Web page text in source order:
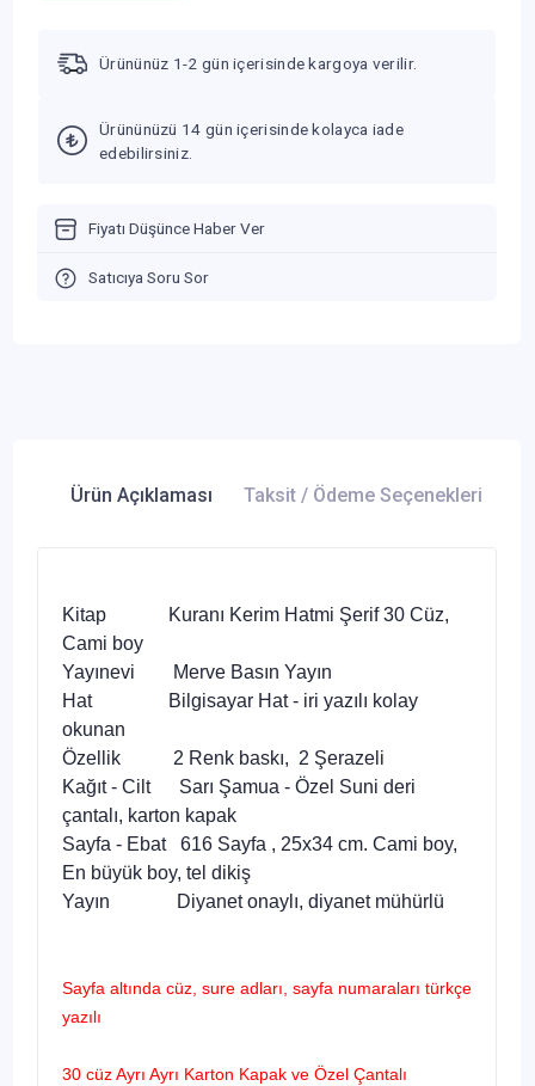
Ürününüz 1-2 gün içerisinde kargoya verilir.
Ürününüzü 14 gün içerisinde kolayca iade
edebilirsiniz.
Fiyatı Düşünce Haber Ver
Satıcıya Soru Sor
Ürün Açıklaması Taksit / Ödeme Seçenekleri
Kitap Kuranı Kerim Hatmi Şerif 30 Cüz,
Cami boy
Yayınevi Merve Basın Yayın
Hat Bilgisayar Hat - iri yazılı kolay
okunan
Özellik 2 Renk baskı, 2 Şerazeli
Kağıt - Cilt Sarı Şamua - Özel Suni deri
çantalı, karton kapak
Sayfa - Ebat 616 Sayfa , 25x34 cm. Cami boy,
En büyük boy, tel dikiş
Yayın Diyanet onaylı, diyanet mühürlü
Sayfa altında cüz, sure adları, sayfa numaraları türkçe
yazılı
30 cüz Ayrı Ayrı Karton Kapak ve Özel Çantalı